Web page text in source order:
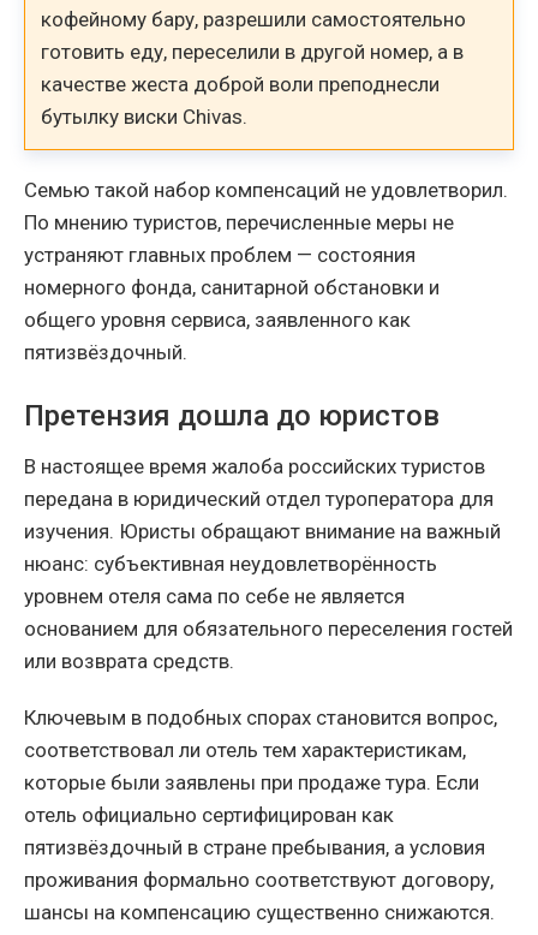
кофейному бару, разрешили самостоятельно
готовить еду, переселили в другой номер, а в
качестве жеста доброй воли преподнесли
бутылку виски Chivas.
Семью такой набор компенсаций не удовлетворил.
По мнению туристов, перечисленные меры не
устраняют главных проблем — состояния
номерного фонда, санитарной обстановки и
общего уровня сервиса, заявленного как
пятизвёздочный.
Претензия дошла до юристов
В настоящее время жалоба российских туристов
передана в юридический отдел туроператора для
изучения. Юристы обращают внимание на важный
нюанс: субъективная неудовлетворённость
уровнем отеля сама по себе не является
основанием для обязательного переселения гостей
или возврата средств.
Ключевым в подобных спорах становится вопрос,
соответствовал ли отель тем характеристикам,
которые были заявлены при продаже тура. Если
отель официально сертифицирован как
пятизвёздочный в стране пребывания, а условия
проживания формально соответствуют договору,
шансы на компенсацию существенно снижаются.